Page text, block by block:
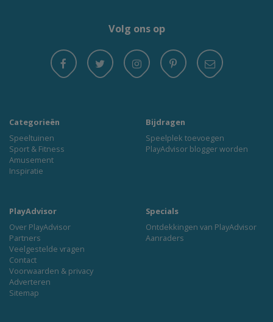
Volg ons op
Categorieën
Speeltuinen
Sport & Fitness
Amusement
Inspiratie
Bijdragen
Speelplek toevoegen
PlayAdvisor blogger worden
PlayAdvisor
Over PlayAdvisor
Partners
Veelgestelde vragen
Contact
Voorwaarden & privacy
Adverteren
Sitemap
Specials
Ontdekkingen van PlayAdvisor
Aanraders